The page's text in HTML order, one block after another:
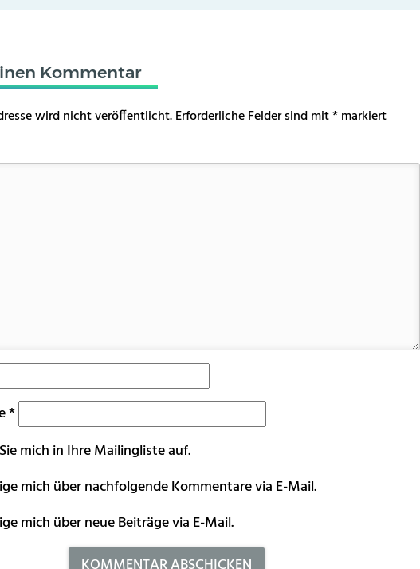
Kommentar
wird nicht veröffentlicht.Erforderliche Felder sind mit*markiert
*
mich in Ihre Mailingliste auf.
mich über nachfolgende Kommentare via E-Mail.
mich über neue Beiträge via E-Mail.